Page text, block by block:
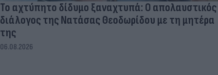
Το αχτύπητο δίδυμο ξαναχτυπά: Ο απολαυστικός
διάλογος της Νατάσας Θεοδωρίδου με τη μητέρα
της
06.08.2026